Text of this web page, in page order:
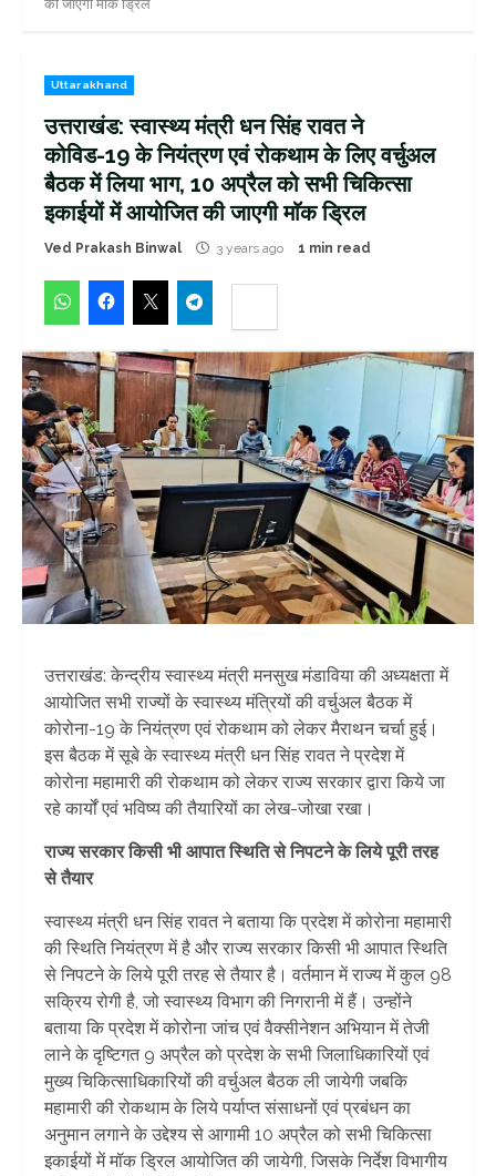
की जाएगी माॅक ड्रिल
Uttarakhand
उत्तराखंड: स्वास्थ्य मंत्री धन सिंह रावत ने
कोविड-19 के नियंत्रण एवं रोकथाम के लिए वर्चुअल
बैठक में लिया भाग, 10 अप्रैल को सभी चिकित्सा
इकाईयों में आयोजित की जाएगी माॅक ड्रिल
Ved Prakash Binwal 3 years ago 1 min read
उत्तराखंड: केन्द्रीय स्वास्थ्य मंत्री मनसुख मंडाविया की अध्यक्षता में
आयोजित सभी राज्यों के स्वास्थ्य मंत्रियों की वर्चुअल बैठक में
कोरोना-19 के नियंत्रण एवं रोकथाम को लेकर मैराथन चर्चा हुई।
इस बैठक में सूबे के स्वास्थ्य मंत्री धन सिंह रावत ने प्रदेश में
कोरोना महामारी की रोकथाम को लेकर राज्य सरकार द्वारा किये जा
रहे कार्यों एवं भविष्य की तैयारियों का लेख-जोखा रखा।
राज्य सरकार किसी भी आपात स्थिति से निपटने के लिये पूरी तरह
से तैयार
स्वास्थ्य मंत्री धन सिंह रावत ने बताया कि प्रदेश में कोरोना महामारी
की स्थिति नियंत्रण में है और राज्य सरकार किसी भी आपात स्थिति
से निपटने के लिये पूरी तरह से तैयार है। वर्तमान में राज्य में कुल 98
सक्रिय रोगी है, जो स्वास्थ्य विभाग की निगरानी में हैं। उन्होंने
बताया कि प्रदेश में कोरोना जांच एवं वैक्सीनेशन अभियान में तेजी
लाने के दृष्टिगत 9 अप्रैल को प्रदेश के सभी जिलाधिकारियों एवं
मुख्य चिकित्साधिकारियों की वर्चुअल बैठक ली जायेगी जबकि
महामारी की रोकथाम के लिये पर्याप्त संसाधनों एवं प्रबंधन का
अनुमान लगाने के उद्देश्य से आगामी 10 अप्रैल को सभी चिकित्सा
इकाईयों में मॉक ड्रिल आयोजित की जायेगी, जिसके निर्देश विभागीय